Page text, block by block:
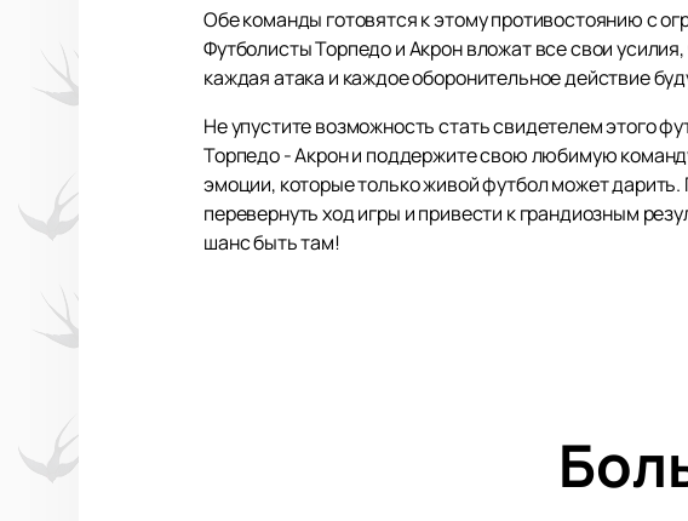
Обе команды готовятся к этому противостоянию с
Футболисты Торпедо и Акрон вложат все свои
каждая атака и каждое оборонительное действие
Не упустите возможность стать свидетелем этого
Торпедо - Акрон и поддержите свою любимую
эмоции, которые только живой футбол может
перевернуть ход игры и привести к грандиозным
шанс быть там!